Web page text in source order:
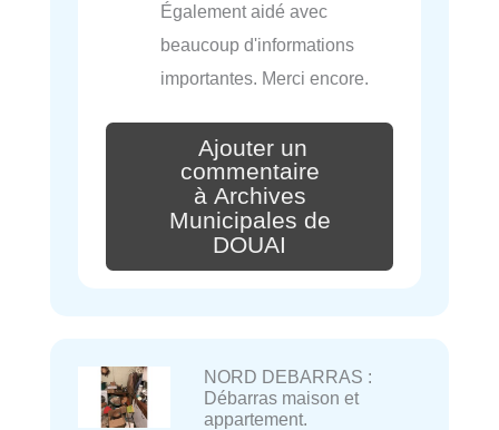
Également aidé avec
beaucoup d'informations
importantes. Merci encore.
Ajouter un
commentaire
à Archives
Municipales de
DOUAI
NORD DEBARRAS :
Débarras maison et
appartement.